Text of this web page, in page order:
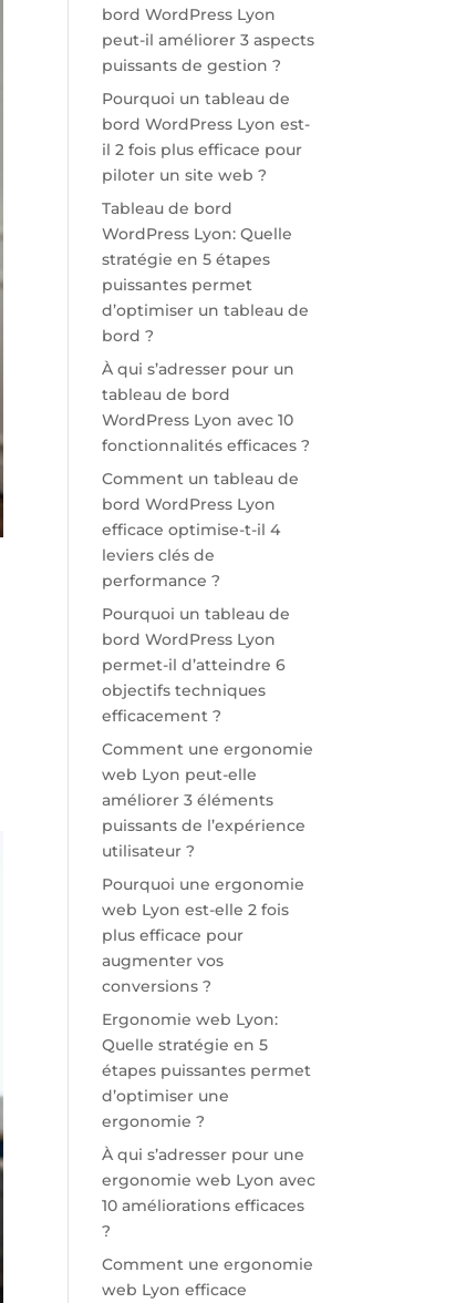
bord WordPress Lyon
peut-il améliorer 3 aspects
puissants de gestion ?
Pourquoi un tableau de
bord WordPress Lyon est-
il 2 fois plus efficace pour
piloter un site web ?
Tableau de bord
WordPress Lyon: Quelle
stratégie en 5 étapes
puissantes permet
d’optimiser un tableau de
bord ?
À qui s’adresser pour un
tableau de bord
WordPress Lyon avec 10
fonctionnalités efficaces ?
Comment un tableau de
bord WordPress Lyon
efficace optimise-t-il 4
leviers clés de
performance ?
Pourquoi un tableau de
bord WordPress Lyon
permet-il d’atteindre 6
objectifs techniques
efficacement ?
Comment une ergonomie
web Lyon peut-elle
améliorer 3 éléments
puissants de l’expérience
utilisateur ?
Pourquoi une ergonomie
web Lyon est-elle 2 fois
plus efficace pour
augmenter vos
conversions ?
Ergonomie web Lyon:
Quelle stratégie en 5
étapes puissantes permet
d’optimiser une
ergonomie ?
À qui s’adresser pour une
ergonomie web Lyon avec
10 améliorations efficaces
?
Comment une ergonomie
web Lyon efficace